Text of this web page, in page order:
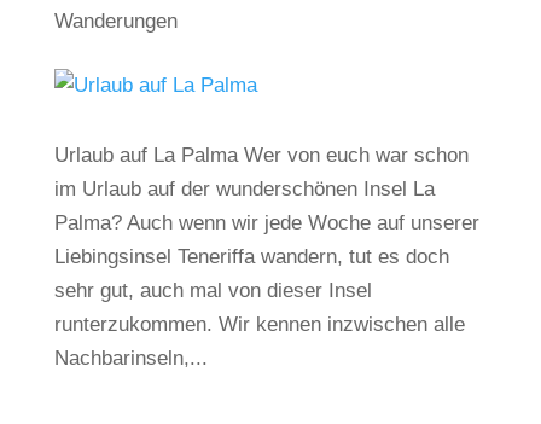
Wanderungen
Urlaub auf La Palma Wer von euch war schon
im Urlaub auf der wunderschönen Insel La
Palma? Auch wenn wir jede Woche auf unserer
Liebingsinsel Teneriffa wandern, tut es doch
sehr gut, auch mal von dieser Insel
runterzukommen. Wir kennen inzwischen alle
Nachbarinseln,...